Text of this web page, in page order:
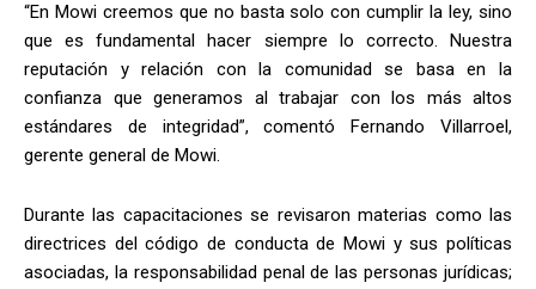
“En Mowi creemos que no basta solo con cumplir la ley, sino
que es fundamental hacer siempre lo correcto. Nuestra
reputación y relación con la comunidad se basa en la
confianza que generamos al trabajar con los más altos
estándares de integridad”, comentó Fernando Villarroel,
gerente general de Mowi.
Durante las capacitaciones se revisaron materias como las
directrices del código de conducta de Mowi y sus políticas
asociadas, la responsabilidad penal de las personas jurídicas;